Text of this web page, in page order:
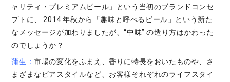
ャリティ・プレミアムビール」という当初のブランドコンセ
プトに、 2014 年秋から「趣味と呼べるビール」という新た
なメッセージが加わりましたが、“中味” の造り方はかわった
のでしょうか？
蒲生：市場の変化をふまえ、香りに特長をおいたものや、さ
まざまなビアスタイルなど、お客様それぞれのライフスタイ